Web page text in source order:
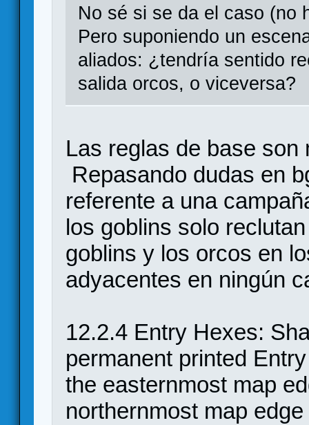
No sé si se da el caso (no
Pero suponiendo un
aliados: ¿tendría sentido
salida orcos, o viceversa?
Las reglas de base
Repasando dudas en
referente a una
los goblins solo
goblins y los orcos en
adyacentes en ningún
12.2.4 Entry Hexes:
permanent printed
the easternmost map
northernmost map